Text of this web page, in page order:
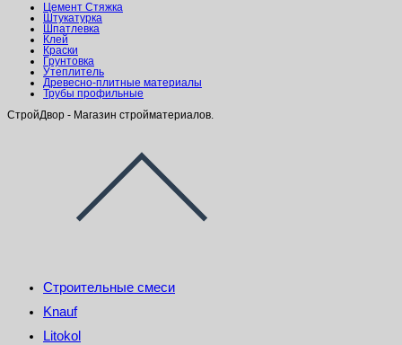
Цемент Стяжка
Штукатурка
Шпатлевка
Клей
Краски
Грунтовка
Утеплитель
Древесно-плитные материалы
Трубы профильные
СтройДвор - Магазин стройматериалов.
Строительные смеси
Knauf
Litokol